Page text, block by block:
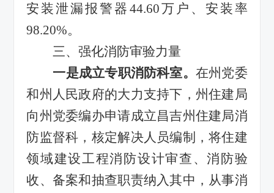
安装泄漏报警器 44.60万户、安装率
98.20%。
三、强化消防审验力量
一是成立专职消防科室。 在州党委
和州人民政府的大力支持下，州住建局
向州党委编办申请成立昌吉州住建局消
防监督科，核定解决人员编制，将住建
领域建设工程消防设计审查、消防验
收、备案和抽查职责纳入其中，从事消